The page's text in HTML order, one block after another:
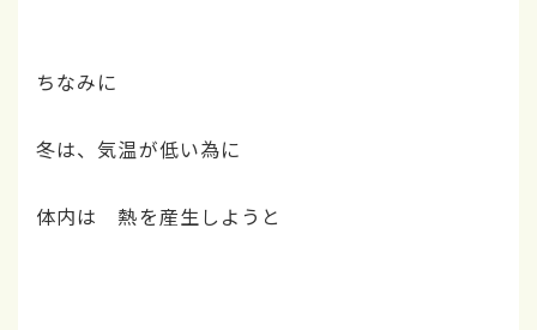
ちなみに
冬は、気温が低い為に
体内は 熱を産生しようと